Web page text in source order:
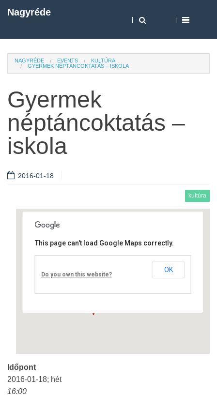
Nagyréde
NAGYRÉDE EVENTS
KULTÚRA
GYERMEK NÉPTÁNCOKTATÁS – ISKOLA
Gyermek
néptáncoktatás –
iskola
2016-01-18
kultúra
Művelődési ház
Fő út 8 - Nagyréde
This page can't load Google Maps correctly.
Do you own this website?
OK
Időpont
2016-01-18; hét
16:00